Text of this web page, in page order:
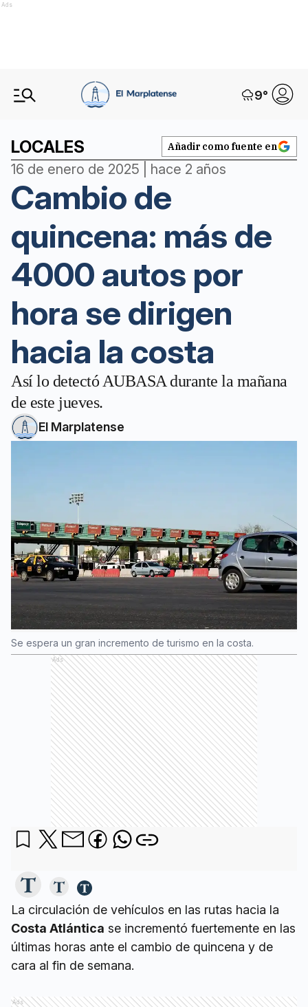
Ads
9°
LOCALES Añadir como fuente en
16 de enero de 2025 | hace 2 años
Cambio de
quincena: más de
4000 autos por
hora se dirigen
hacia la costa
Así lo detectó AUBASA durante la mañana
de este jueves.
El Marplatense
Se espera un gran incremento de turismo en la costa.
Ads
La circulación de vehículos en las rutas hacia la
Costa Atlántica se incrementó fuertemente en las
últimas horas ante el cambio de quincena y de
cara al fin de semana.
Ads